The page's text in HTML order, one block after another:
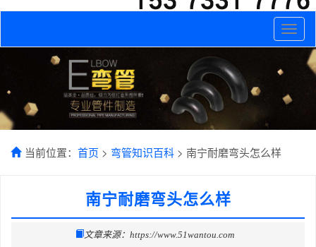
Toggle
当前位置： 首页 > 弯管知识百科 > 南宁耐磨弯头怎么样
南宁耐磨弯头怎么样
文章来源：https://www.51wantou.com